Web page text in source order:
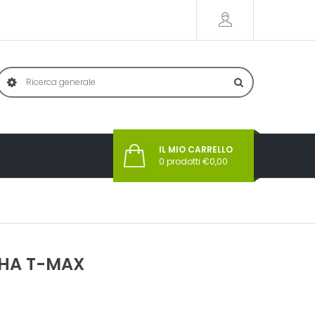
IL MIO CARRELLO
0 prodotti €0,00
T-MAX